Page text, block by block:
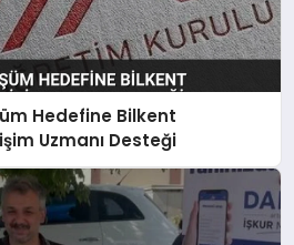
Hedefine Bilkent
Uzmanı Desteği